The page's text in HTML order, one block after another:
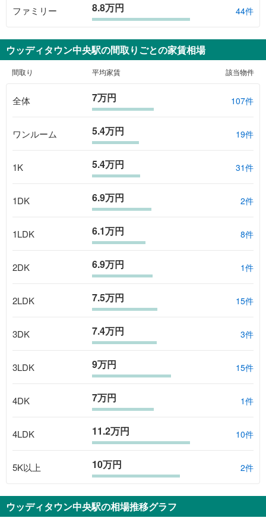
ファミリー 8.8万円 44件
ウッディタウン中央駅の間取りごとの家賃相場
間取り 平均家賃 該当物件
全体 7万円 107件
ワンルーム 5.4万円 19件
1K 5.4万円 31件
1DK 6.9万円 2件
1LDK 6.1万円 8件
2DK 6.9万円 1件
2LDK 7.5万円 15件
3DK 7.4万円 3件
3LDK 9万円 15件
4DK 7万円 1件
4LDK 11.2万円 10件
5K以上 10万円 2件
ウッディタウン中央駅の相場推移グラフ